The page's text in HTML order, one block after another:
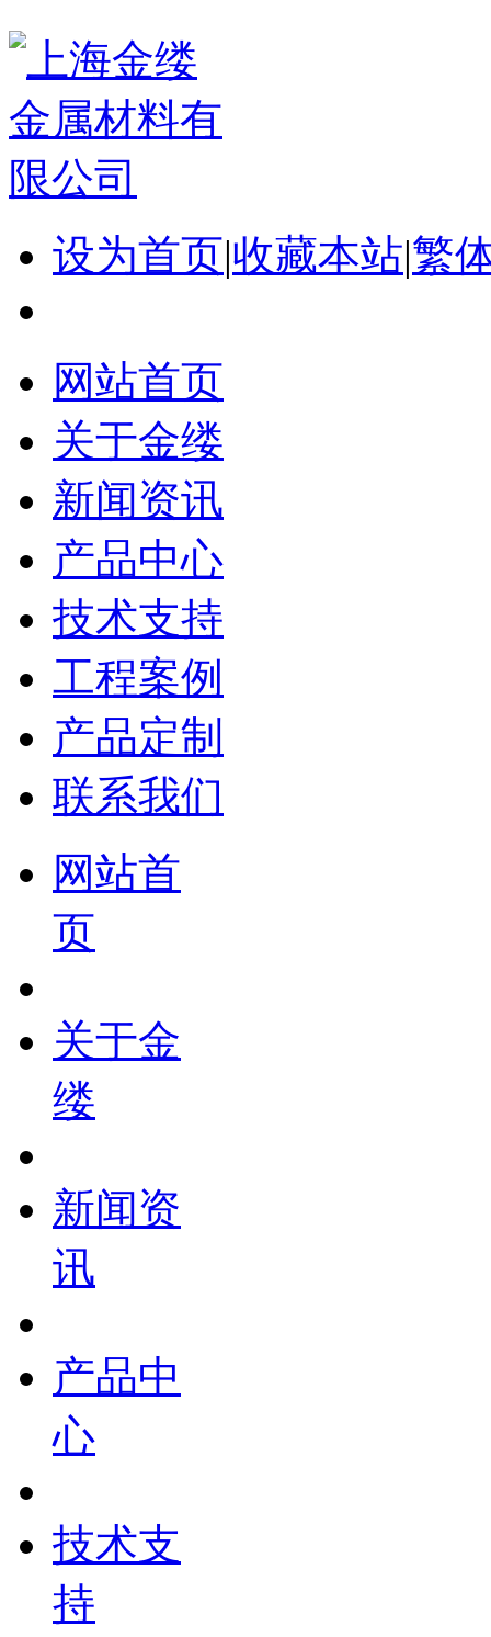
设为首页|收藏本站|繁
网站首页
关于金缕
新闻资讯
产品中心
技术支持
工程案例
产品定制
联系我们
网站首
页
关于金
缕
新闻资
讯
产品中
心
技术支
持